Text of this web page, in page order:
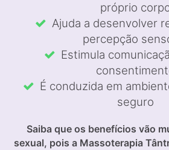
próprio
Ajuda a desenvolver
percepção
Estimula
É conduzida em
seguro
Saiba que os benefícios vão
sexual, pois a Massoterapia